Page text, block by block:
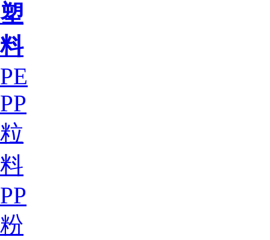
塑
料
PE
PP
粒
料
PP
粉